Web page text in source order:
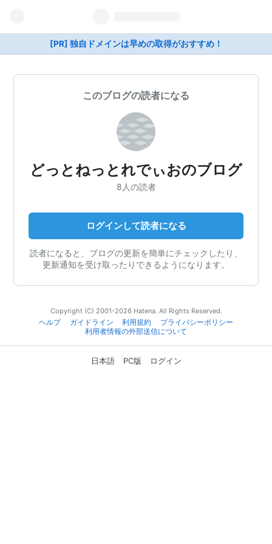
[PR] 独自ドメインは早めの取得がおすすめ！
このブログの読者になる
どっとねっとれでぃおのブログ
8人の読者
ログインして読者になる
読者になると、ブログの更新を簡単にチェックしたり、
更新通知を受け取ったりできるようになります。
Copyright (C) 2001-2026 Hatena. All Rights Reserved.
ヘルプ
ガイドライン 利用規約
プライバシーポリシー
利用者情報の外部送信について
日本語 PC版 ログイン